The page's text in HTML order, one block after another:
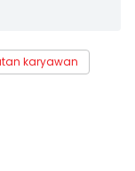
karyawan